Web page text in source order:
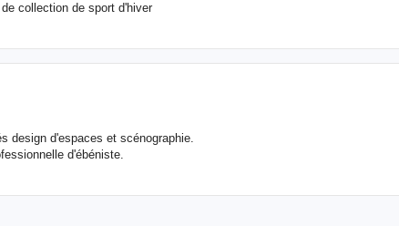
collection de sport d'hiver
design d'espaces et scénographie.
d'ébéniste.